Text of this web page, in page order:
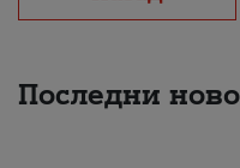
Последни